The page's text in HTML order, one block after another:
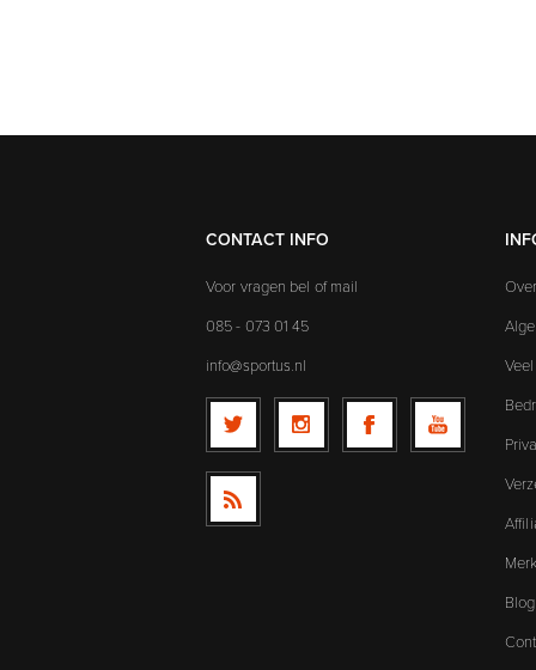
CONTACT INFO
Voor vragen bel of mail
085 - 073 01 45
info@sportus.nl
Blog